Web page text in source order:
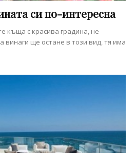
си по-интересна
къща с красива градина, не
винаги ще остане в този вид, тя има